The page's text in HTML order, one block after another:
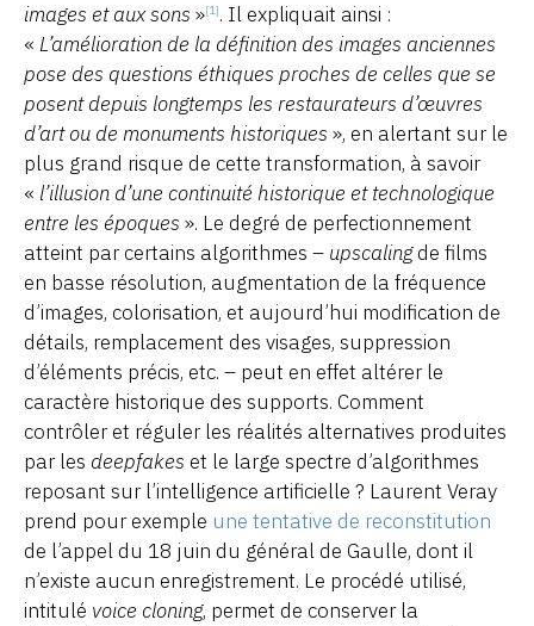
images et aux sons »[1]. Il expliquait ainsi :
« L’amélioration de la définition des images anciennes
pose des questions éthiques proches de celles que se
posent depuis longtemps les restaurateurs d’œuvres
d’art ou de monuments historiques », en alertant sur le
plus grand risque de cette transformation, à savoir
« l’illusion d’une continuité historique et technologique
entre les époques ». Le degré de perfectionnement
atteint par certains algorithmes – upscalingde films
en basse résolution, augmentation de la fréquence
d’images, colorisation, et aujourd’hui modification de
détails, remplacement des visages, suppression
d’éléments précis, etc. – peut en effet altérer le
caractère historique des supports. Comment
contrôler et réguler les réalités alternatives produites
par les deepfakes et le large spectre d’algorithmes
reposant sur l’intelligence artificielle ? Laurent Veray
prend pour exemple une tentative de reconstitution
de l’appel du 18 juin du général de Gaulle, dont il
n’existe aucun enregistrement. Le procédé utilisé,
intitulé voice cloning, permet de conserver la